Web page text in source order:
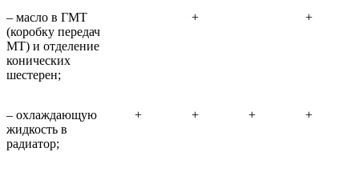
– масло в ГМТ
(коробку передач
МТ) и отделение
конических
шестерен;
+ +
– охлаждающую
жидкость в
радиатор;
+ + + +